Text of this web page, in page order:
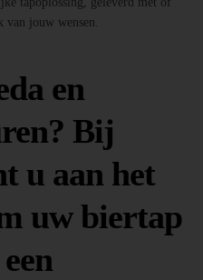
van jouw wensen.
en
Bij
u aan het
uw biertap